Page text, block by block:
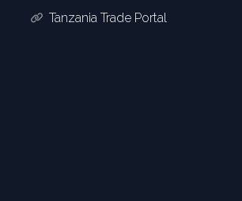
Tanzania Trade Portal